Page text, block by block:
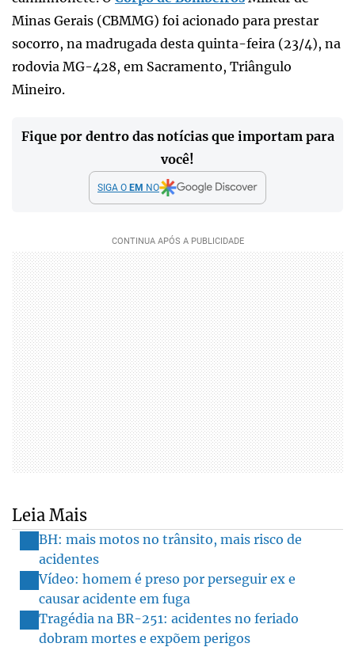
Minas Gerais (CBMMG) foi acionado para prestar
socorro, na madrugada desta quinta-feira (23/4), na
rodovia MG-428, em Sacramento, Triângulo
Mineiro.
Fique por dentro das notícias que importam para
você!
SIGA O EM NO
Leia Mais
BH: mais motos no trânsito, mais risco de
acidentes
Vídeo: homem é preso por perseguir ex e
causar acidente em fuga
Tragédia na BR-251: acidentes no feriado
dobram mortes e expõem perigos